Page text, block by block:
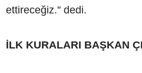
ettireceğiz.'' dedi.
İLK KURALARI BAŞKAN